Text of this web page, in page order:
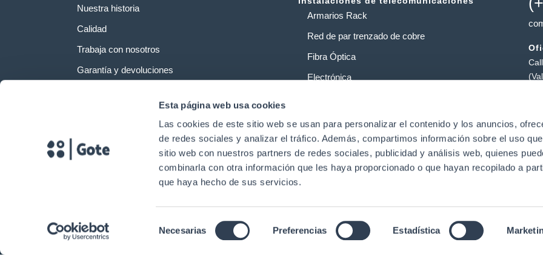
Esta página web usa cookies
Las cookies de este sitio web se usan para personalizar el contenido y los anuncios,
de redes sociales y analizar el tráfico. Además, compartimos información sobre el uso
sitio web con nuestros partners de redes sociales, publicidad y análisis web, quienes
combinarla con otra información que les haya proporcionado o que hayan recopilado a
que haya hecho de sus servicios.
de
Necesarias Preferencias Estadística
Nuestra historia
Calidad
Trabaja con nosotros
Garantía y devoluciones
Armarios Rack
Red de par trenzado de cobre
Fibra Óptica
Electrónica
Centros de datos
Y
o
u
Copyright © 2024. Gtlan Soluciones en Telecomunicaciones Todos los derechos reservadoAviso Legal | Política de Privacidad de Datos Política de